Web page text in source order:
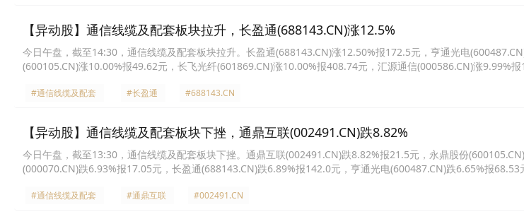
【异动股】通信线缆及配套板块拉升，长盈通(688143.CN)涨12.5%
今日午盘，截至14:30，通信线缆及配套板块拉升。长盈通(688143.CN)涨12.50%报172.5元，亨通光电
(600105.CN)涨10.00%报49.62元，长飞光纤(601869.CN)涨10.00%报408.74元，汇源通信(000586.CN)涨9.99%
#通信线缆及配套 #长盈通 #688143.CN
【异动股】通信线缆及配套板块下挫，通鼎互联(002491.CN)跌8.82%
今日午盘，截至13:30，通信线缆及配套板块下挫。通鼎互联(002491.CN)跌8.82%报21.5元，永鼎股份
(000070.CN)跌6.93%报17.05元，长盈通(688143.CN)跌6.89%报142.0元，亨通光电(600487.CN)跌6.65%报68.53
#通信线缆及配套 #通鼎互联 #002491.CN